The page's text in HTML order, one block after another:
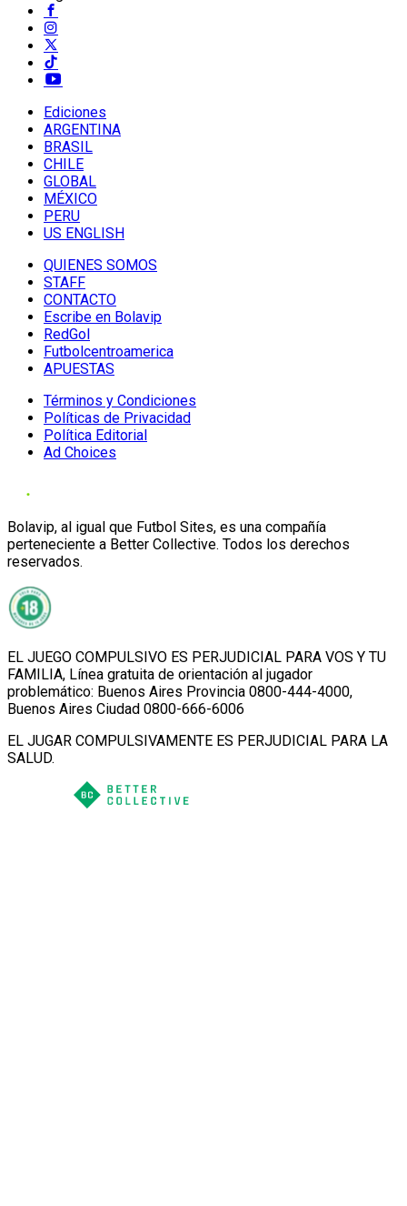
Ediciones
ARGENTINA
BRASIL
CHILE
GLOBAL
MÉXICO
PERU
US ENGLISH
QUIENES SOMOS
STAFF
CONTACTO
Escribe en Bolavip
RedGol
Futbolcentroamerica
APUESTAS
Términos y Condiciones
Políticas de Privacidad
Política Editorial
Ad Choices
Bolavip, al igual que Futbol Sites, es una compañía
perteneciente a Better Collective. Todos los derechos
reservados.
EL JUEGO COMPULSIVO ES PERJUDICIAL PARA VOS Y TU
FAMILIA, Línea gratuita de orientación al jugador
problemático: Buenos Aires Provincia 0800-444-4000,
Buenos Aires Ciudad 0800-666-6006
EL JUGAR COMPULSIVAMENTE ES PERJUDICIAL PARA LA
SALUD.